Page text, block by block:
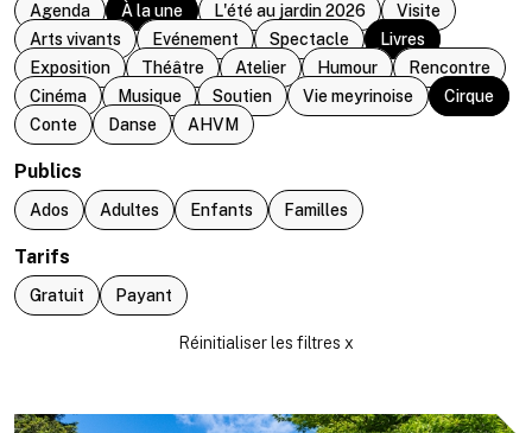
Agenda À la une L'été au jardin 2026
Visite
Arts vivants
Evénement Spectacle
Livres
Exposition
Théâtre Atelier Humour
Rencontre
Cinéma
Musique Soutien Vie meyrinoise
Cirque
Conte
Danse AHVM
Publics
Ados Adultes Enfants Familles
Tarifs
Gratuit Payant